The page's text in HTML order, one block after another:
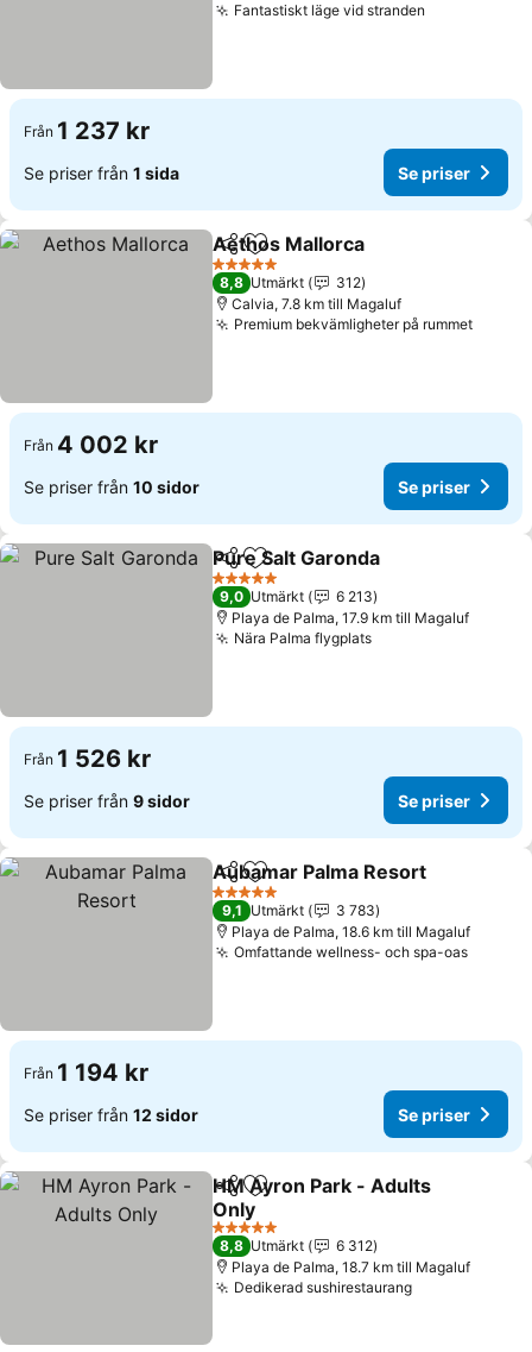
Fantastiskt läge vid stranden
Från 1 237 kr
Se priser från 1 sida Se priser
Dela Lägg till i Mina Favoriter
Aethos Mallorca
5 Stjärnor
8,8 Utmärkt
312
Calvia, 7.8 km till Magaluf
Premium bekvämligheter på rummetSe
Från 4 002 kr
Se priser från 10 sidor Se priser
Dela Lägg till i Mina Favoriter
Pure Salt Garonda
5 Stjärnor
9,0 Utmärkt
6 213
Playa de Palma, 17.9 km till Magaluf
Nära Palma flygplatsSe priser
Från 1 526 kr
Se priser från 9 sidor Se priser
Dela Lägg till i Mina Favoriter
Aubamar Palma Resort
5 Stjärnor
9,1 Utmärkt
3 783
Playa de Palma, 18.6 km till Magaluf
Omfattande wellness- och spa-oasSe
Från 1 194 kr
Se priser från 12 sidor Se priser
Dela Lägg till i Mina Favoriter
HM Ayron Park - Adults
Only
Se priser
5 Stjärnor
8,8 Utmärkt
6 312
Playa de Palma, 18.7 km till Magaluf
Dedikerad sushirestaurangSe priser